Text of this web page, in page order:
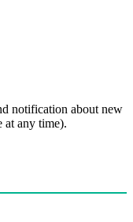
notification about new
at any time).